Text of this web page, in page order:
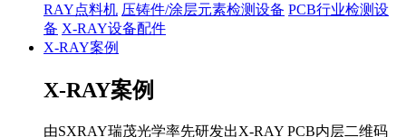
RAY点料机 压铸件/涂层元素检测设备 PCB行业检测设
备 X-RAY设备配件
X-RAY案例
X-RAY案例
由SXRAY瑞茂光学率先研发出X-RAY PCB内层二维码